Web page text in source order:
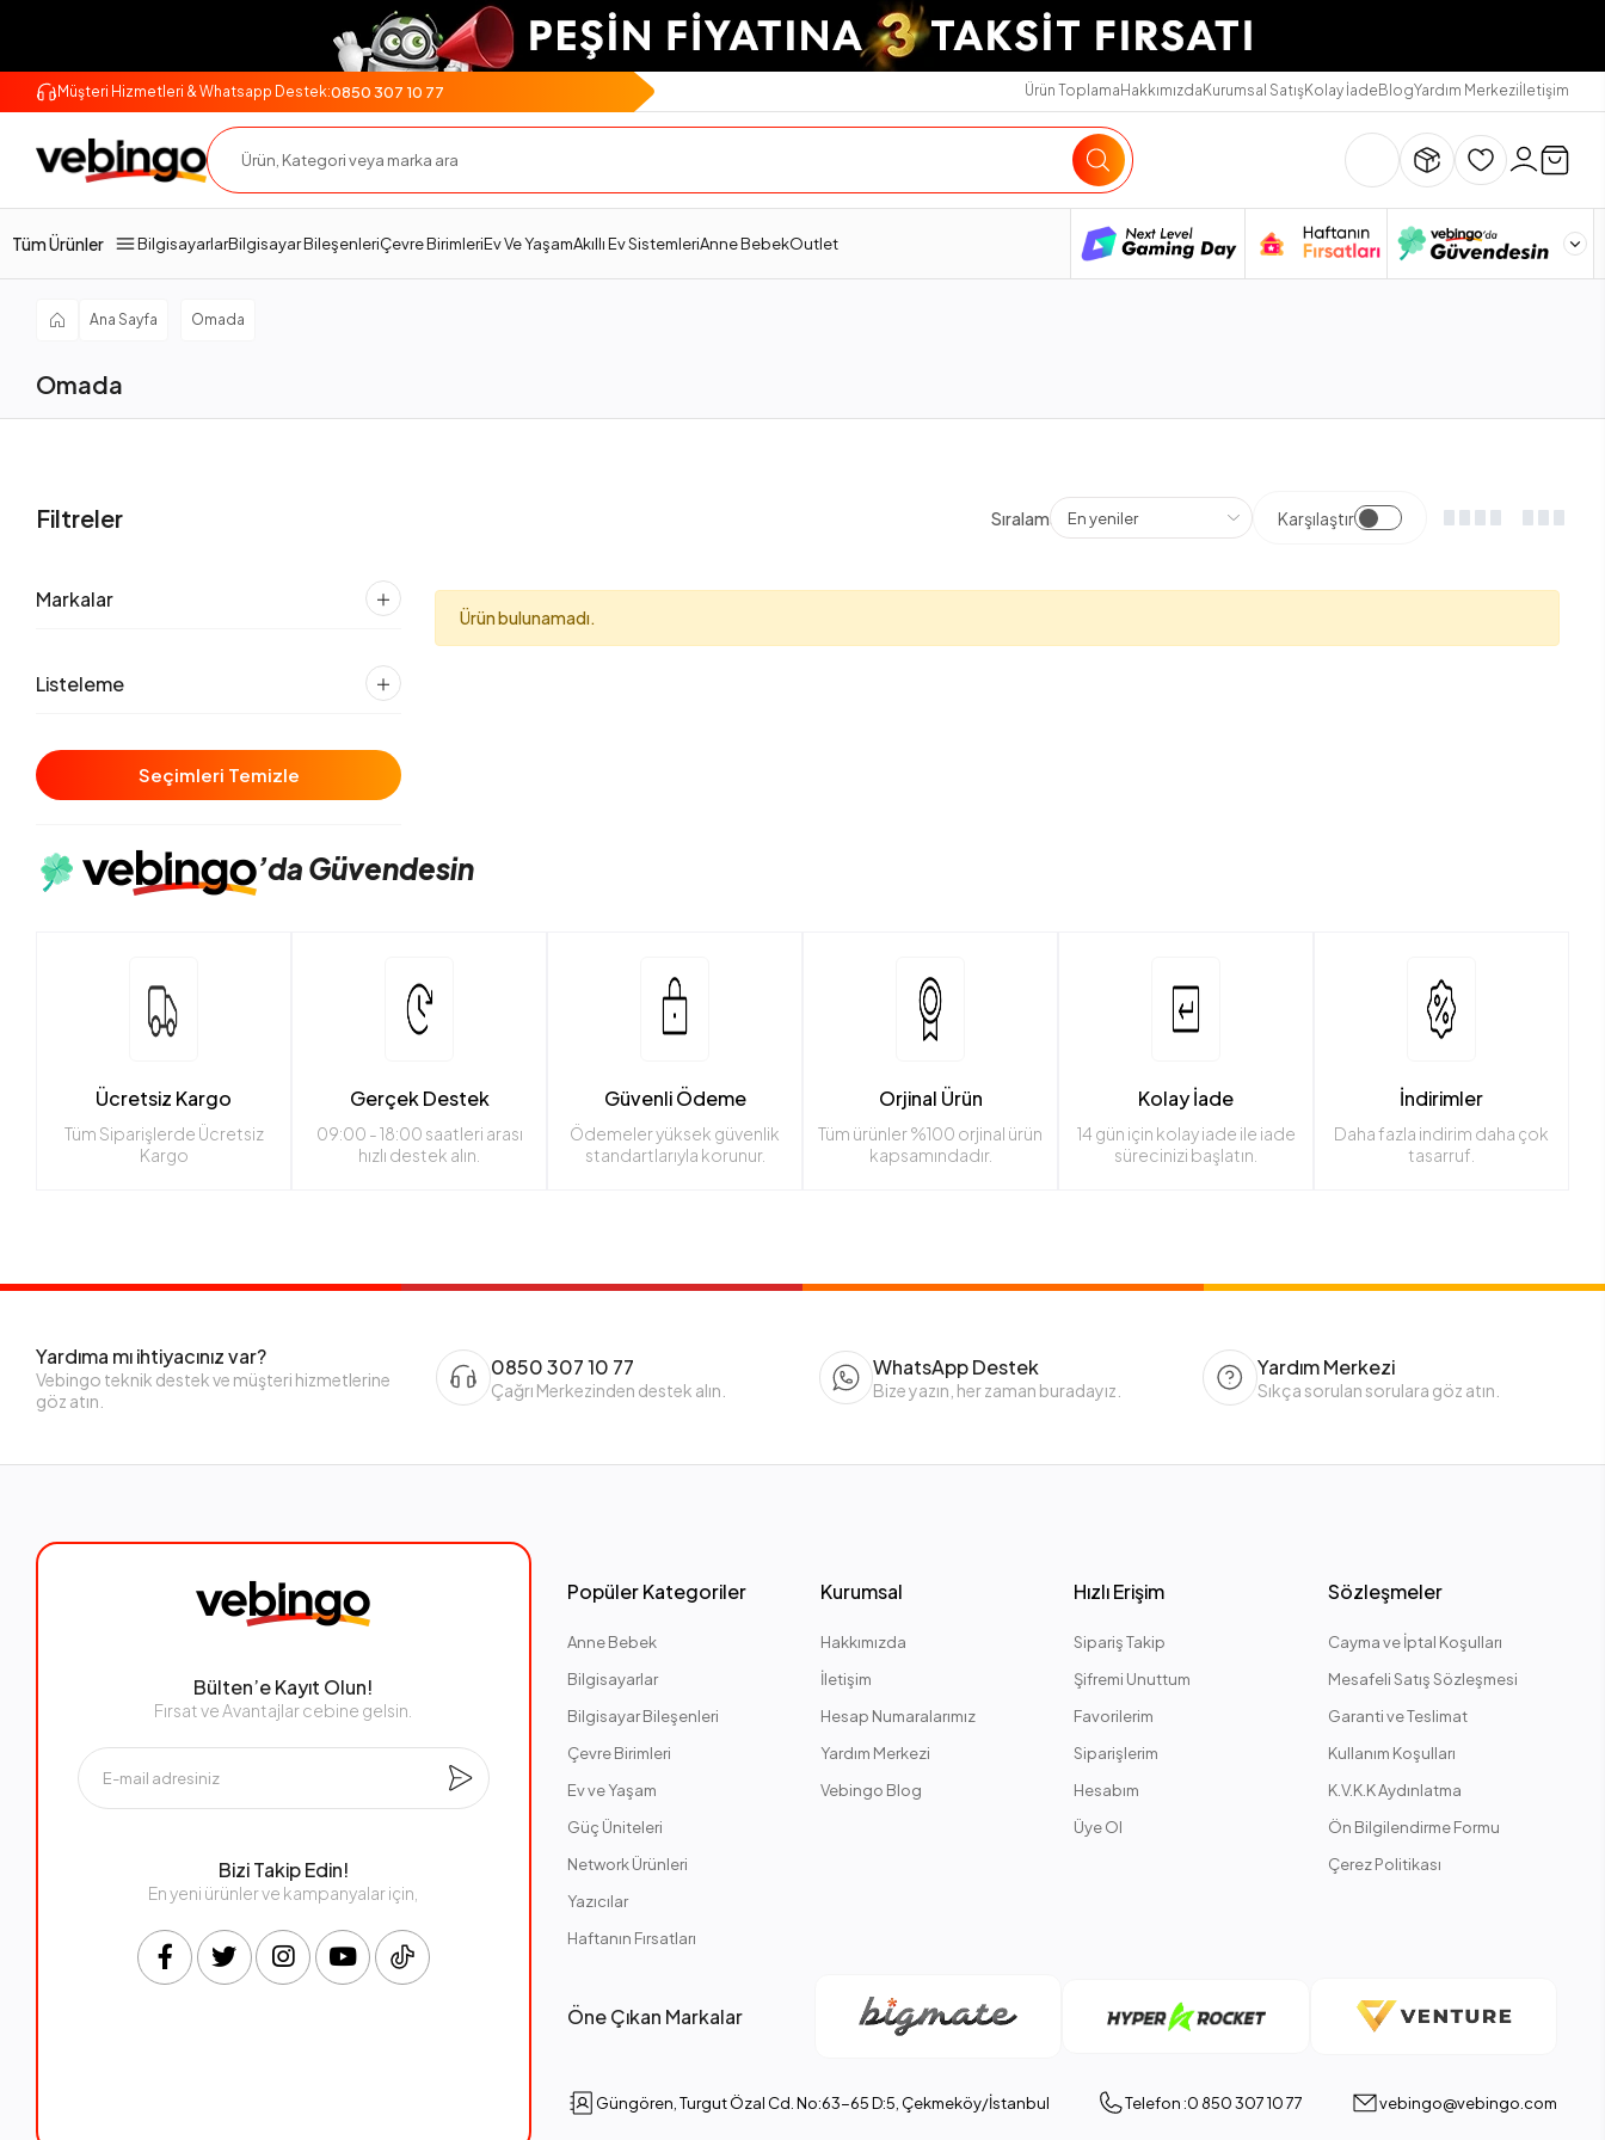
Müşteri Hizmetleri & Whatsapp Destek:0850 307 10 77 Ürün ToplamaHakkımızdaKurumsal SatışKolay İadeBlogYardım Merkeziİletişim
Tüm Ürünler BilgisayarlarBilgisayar BileşenleriÇevre BirimleriEv Ve YaşamAkıllı Ev SistemleriAnne BebekOutlet
Ana Sayfa Omada
Omada
Filtreler Sıralama Karşılaştır
Markalar
Listeleme
Seçimleri Temizle
Ürün bulunamadı.
’da Güvendesin
Ücretsiz Kargo
Tüm Siparişlerde Ücretsiz
Kargo
Gerçek Destek
09:00 - 18:00 saatleri arası
hızlı destek alın.
Güvenli Ödeme
Ödemeler yüksek güvenlik
standartlarıyla korunur.
Orjinal Ürün
Tüm ürünler %100 orjinal ürün
kapsamındadır.
Kolay İade
14 gün için kolay iade ile iade
sürecinizi başlatın.
İndirimler
Daha fazla indirim daha çok
tasarruf.
Yardıma mı ihtiyacınız var?
Vebingo teknik destek ve müşteri hizmetlerine
göz atın.
0850 307 10 77
Çağrı Merkezinden destek alın.
WhatsApp Destek
Bize yazın, her zaman buradayız.
Yardım Merkezi
Sıkça sorulan sorulara göz atın.
Bülten’e Kayıt Olun!
Fırsat ve Avantajlar cebine gelsin.
Bizi Takip Edin!
En yeni ürünler ve kampanyalar için,
Popüler Kategoriler
Anne Bebek
Bilgisayarlar
Bilgisayar Bileşenleri
Çevre Birimleri
Ev ve Yaşam
Güç Üniteleri
Network Ürünleri
Yazıcılar
Haftanın Fırsatları
Kurumsal
Hakkımızda
İletişim
Hesap Numaralarımız
Yardım Merkezi
Vebingo Blog
Hızlı Erişim
Sipariş Takip
Şifremi Unuttum
Favorilerim
Siparişlerim
Hesabım
Üye Ol
Sözleşmeler
Cayma ve İptal Koşulları
Mesafeli Satış Sözleşmesi
Garanti ve Teslimat
Kullanım Koşulları
K.V.K.K Aydınlatma
Ön Bilgilendirme Formu
Çerez Politikası
Öne Çıkan Markalar
Güngören, Turgut Özal Cd. No:63-65 D:5, Çekmeköy/İstanbul Telefon :0 850 307 10 77 vebingo@vebingo.com